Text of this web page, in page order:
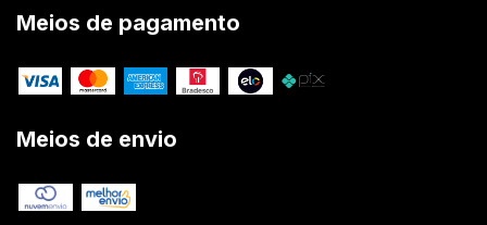
Meios de pagamento
Meios de envio